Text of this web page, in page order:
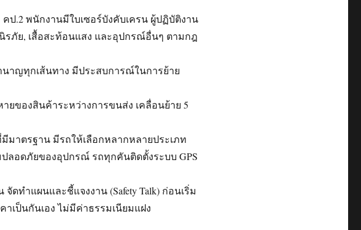
ป.2 พนักงานมีใบเซอร์บังคับเครน ผู้ปฏิบัติงาน
รภัย, เสื้อสะท้อนแสง และอุปกรณ์อื่นๆ ตามกฎ
าญทุกเส้นทาง มีประสบการณ์ในการย้าย
ยของสินค้าระหว่างการขนส่ง เคลื่อนย้าย 5
าตรฐาน มีรถให้เลือกหลากหลายประเภท
ลอดภัยของอุปกรณ์ รถทุกคันติดตั้งระบบ GPS
ทำแผนและชี้แจงงาน (Safety Talk) ก่อนเริ่ม
เป็นกันเอง ไม่มีค่าธรรมเนียมแฝง